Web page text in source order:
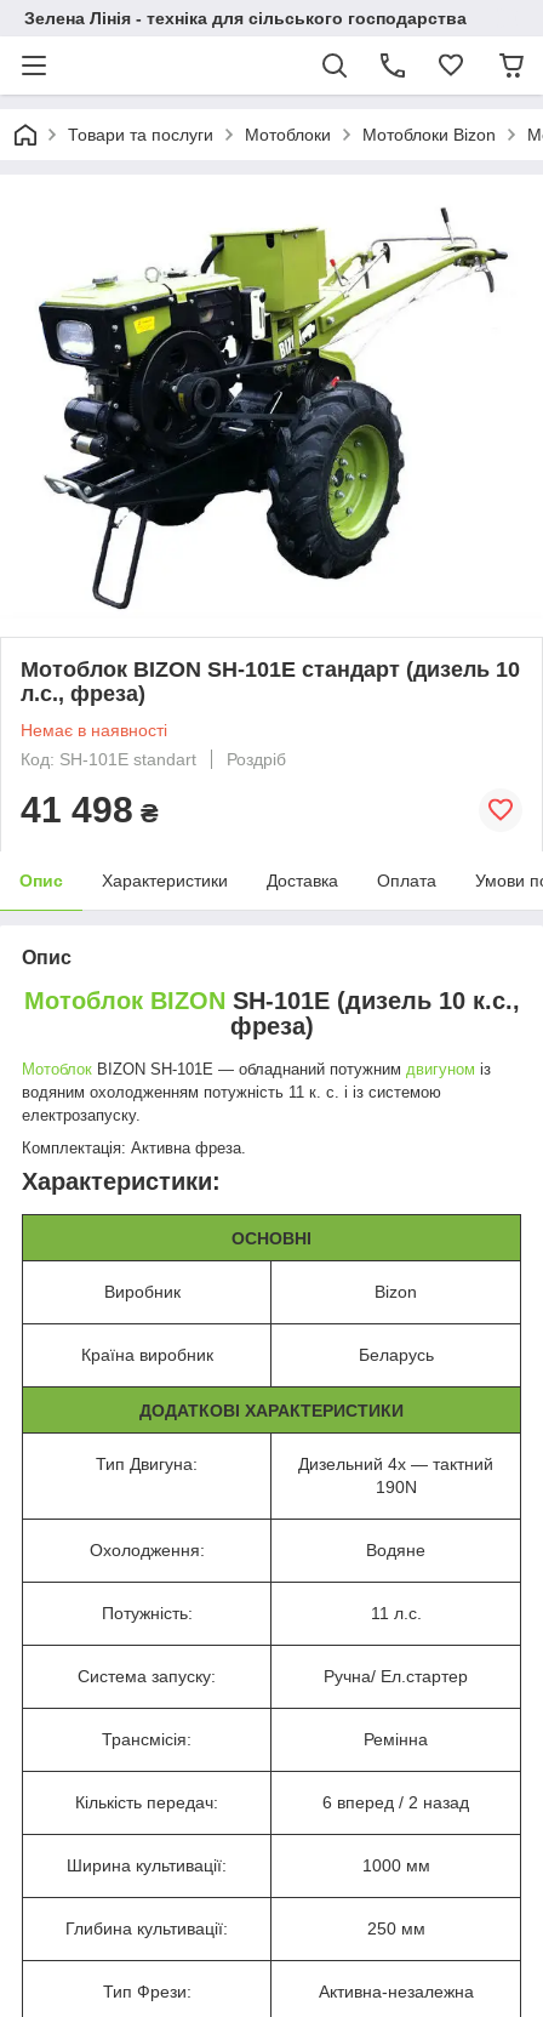
Зелена Лінія - техніка для сільського господарства
Товари та послуги Мотоблоки Мотоблоки Bizon
Мотоблок BIZON SH-101E стандарт (дизель 10
л.с., фреза)
Немає в наявності
Код: SH-101E standart
Роздріб
41 498 ₴
Опис Характеристики Доставка Оплата Умови
Опис
Мотоблок BIZON SH-101E (дизель 10 к.с.,
фреза)
Мотоблок BIZON SH-101E ― обладнаний потужним двигуном із
водяним охолодженням потужність 11 к. с. і із системою
електрозапуску.
Комплектація: Активна фреза.
Характеристики:
ОСНОВНІ
Виробник Bizon
Країна виробник Беларусь
ДОДАТКОВІ ХАРАКТЕРИСТИКИ
Тип Двигуна:
Дизельний 4х — тактний
190N
Охолодження: Водяне
Потужність: 11 л.с.
Система запуску: Ручна/ Ел.стартер
Трансмісія: Ремінна
Кількість передач: 6 вперед / 2 назад
Ширина культивації: 1000 мм
Глибина культивації: 250 мм
Тип Фрези: Активна-незалежна